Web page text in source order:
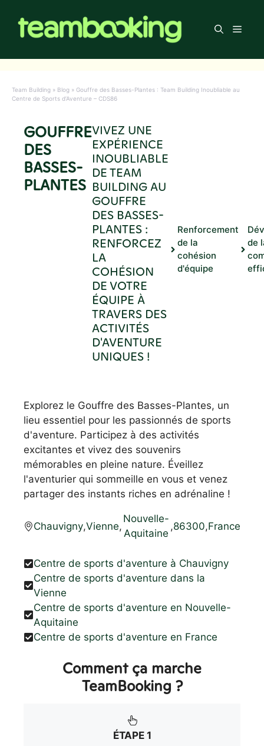
contenu
Menu
Team Building » Blog » Gouffre des Basses-Plantes : Team Building Inoubliable au
Centre de Sports d’Aventure – CDS86
GOUFFRE
DES
BASSES-
PLANTES
VIVEZ UNE
EXPÉRIENCE
INOUBLIABLE
DE TEAM
BUILDING AU
GOUFFRE
DES BASSES-
PLANTES :
RENFORCEZ
LA
COHÉSION
DE VOTRE
ÉQUIPE À
TRAVERS DES
ACTIVITÉS
D'AVENTURE
UNIQUES !
Renforcement
de la
cohésion
d'équipe
de
Explorez le Gouffre des Basses-Plantes, un
lieu essentiel pour les passionnés de sports
d'aventure. Participez à des activités
excitantes et vivez des souvenirs
mémorables en pleine nature. Éveillez
l'aventurier qui sommeille en vous et venez
partager des instants riches en adrénaline !
Chauvigny,Vienne,
Nouvelle-
Aquitaine
,86300,France
Centre de sports d'aventure à Chauvigny
Centre de sports d'aventure dans la
Vienne
Centre de sports d'aventure en Nouvelle-
Aquitaine
Centre de sports d'aventure en France
Comment ça marche
TeamBooking ?
ÉTAPE 1